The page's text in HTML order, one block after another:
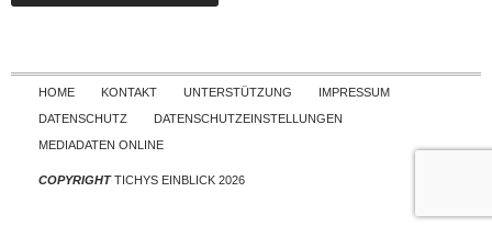
Skip to content
HOME KONTAKT UNTERSTÜTZUNG
IMPRESSUM
DATENSCHUTZ
DATENSCHUTZEINSTELLUNGEN
MEDIADATEN ONLINE
COPYRIGHTTICHYS EINBLICK 2026